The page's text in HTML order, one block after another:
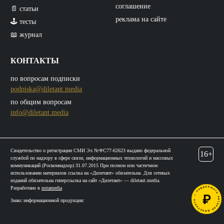
📄 статьи
🕹️ тесты
📖 журнал
КОНТАКТЫ
по вопросам подписки
podpiska@diletant.media
по общим вопросам
info@diletant.media
соглашение
реклама на сайте
Свидетельство о регистрации СМИ Эл №ФС77-62623 выдано федеральной
службой по надзору в сфере связи, информационных технологий и массовых
коммуникаций (Роскомнадзор) 31.07.2015 При полном или частичном
использовании материалов ссылка на «Дилетант» обязательна. Для сетевых
изданий обязательна гиперссылка на сайт «Дилетант» — diletant.media.
Разработано в notamedia
Знакс информационной продукции:
16+